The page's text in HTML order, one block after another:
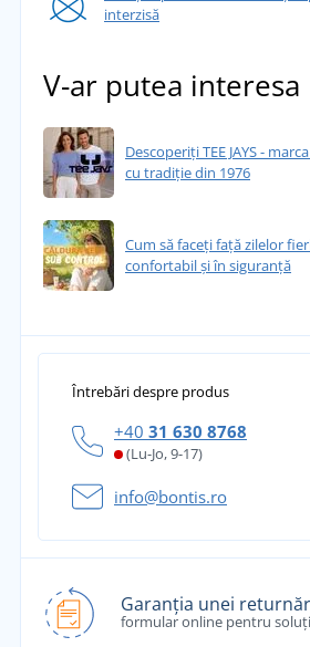
interzisă
V-ar putea interesa
Descoperiți TEE JAYS -
cu tradiție din 1976
Cum să faceți față zilelor
confortabil și în siguranță
Întrebări despre produs
+40 31 630 8768
(Lu-Jo, 9-17)
info@bontis.ro
Garanția unei
formular online pentru